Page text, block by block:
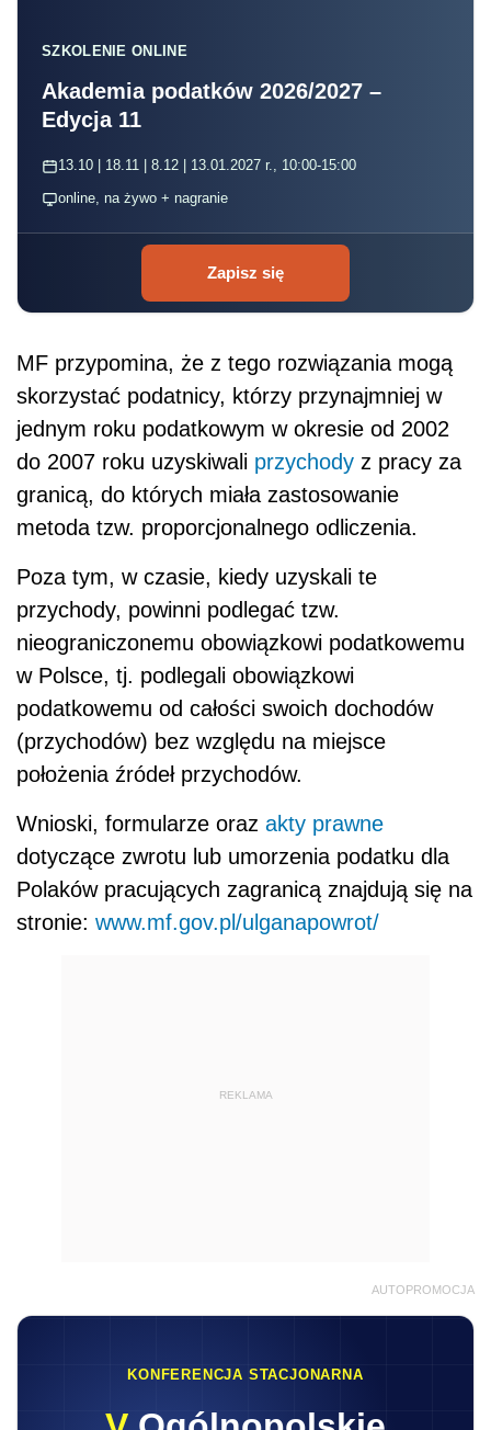
SZKOLENIE ONLINE
Akademia podatków 2026/2027 –
Edycja 11
13.10 | 18.11 | 8.12 | 13.01.2027 r., 10:00-15:00
online, na żywo + nagranie
Zapisz się
MF przypomina, że z tego rozwiązania mogą
skorzystać podatnicy, którzy przynajmniej w
jednym roku podatkowym w okresie od 2002
do 2007 roku uzyskiwali przychody z pracy za
granicą, do których miała zastosowanie
metoda tzw. proporcjonalnego odliczenia.
Poza tym, w czasie, kiedy uzyskali te
przychody, powinni podlegać tzw.
nieograniczonemu obowiązkowi podatkowemu
w Polsce, tj. podlegali obowiązkowi
podatkowemu od całości swoich dochodów
(przychodów) bez względu na miejsce
położenia źródeł przychodów.
Wnioski, formularze oraz akty prawne
dotyczące zwrotu lub umorzenia podatku dla
Polaków pracujących zagranicą znajdują się na
stronie: www.mf.gov.pl/ulganapowrot/
REKLAMA
AUTOPROMOCJA
KONFERENCJA STACJONARNA